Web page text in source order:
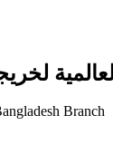
Branch